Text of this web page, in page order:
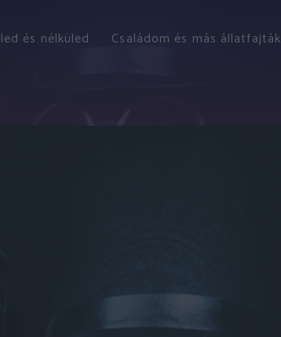
és nélküled Családom és más állatfajták